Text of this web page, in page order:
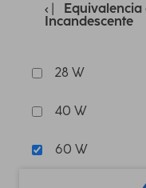
Incandescente
28 W
40 W
60 W